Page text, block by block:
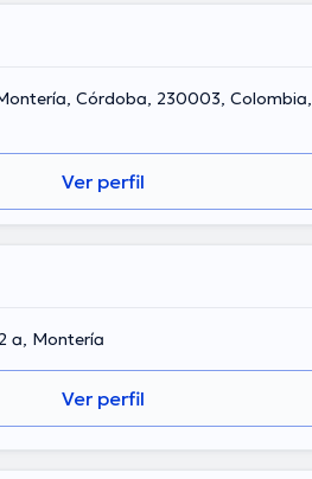
Córdoba, 230003, Colombia,
Ver perfil
a, Montería
Ver perfil